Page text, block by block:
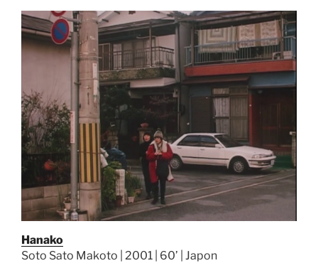
Hanako
Soto Sato Makoto | 2001 | 60’ | Japon